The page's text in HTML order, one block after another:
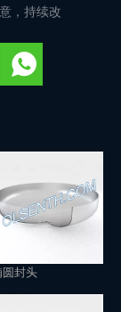
，持续改
圆封头